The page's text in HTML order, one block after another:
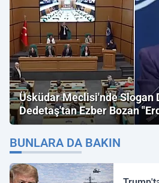
Üsküdar Meclisi'nde Slogan
Dedetaş'tan Ezber Bozan
"İmamoğlu" Çıkışı!
BUNLARA DA BAKIN